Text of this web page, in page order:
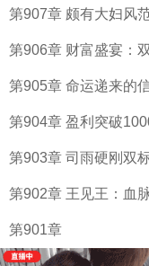
第907章 颇有大妇风
第906章 财富盛宴：
第905章 命运递来的
第904章 盈利突破
第903章 司雨硬刚双
第902章 王见王：血
第901章